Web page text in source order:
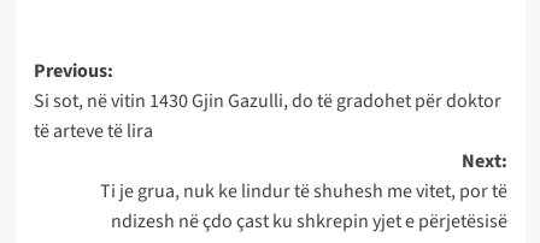
Post
navigation
Previous:
Si sot, në vitin 1430 Gjin Gazulli, do të gradohet për doktor
të arteve të lira
Next:
Ti je grua, nuk ke lindur të shuhesh me vitet, por të
ndizesh në çdo çast ku shkrepin yjet e përjetësisë